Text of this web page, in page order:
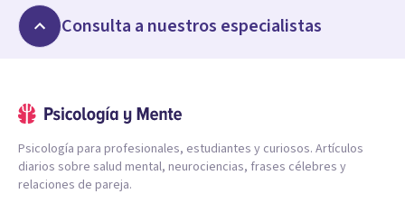
Consulta a nuestros especialistas
Psicología para profesionales, estudiantes y curiosos. Artículos
diarios sobre salud mental, neurociencias, frases célebres y
relaciones de pareja.